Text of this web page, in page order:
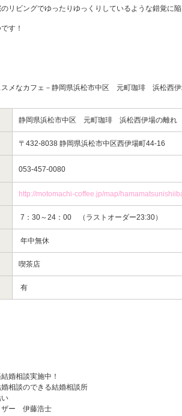
リビングでゆったりゆっくりしているような錯覚に陥
す！
メなカフェ－静岡県浜松市中区 元町珈琲 浜松西伊
静岡県浜松市中区 元町珈琲 浜松西伊場の離れ
〒432-8038 静岡県浜松市中区西伊場町44-16
053-457-0080
http://motomachi-coffee.jp/map/
7：30～24：00 （ラストオーダー23:30）
年中無休
喫茶店
有
婚相談実施中！
相談のできる結婚相談所
ザー 伊藤浩士